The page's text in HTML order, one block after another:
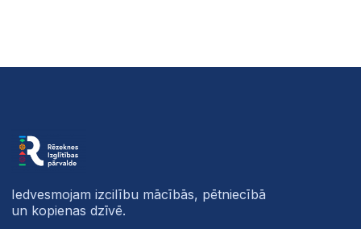
Iedvesmojam izcilību mācībās, pētniecībā
un kopienas dzīvē.